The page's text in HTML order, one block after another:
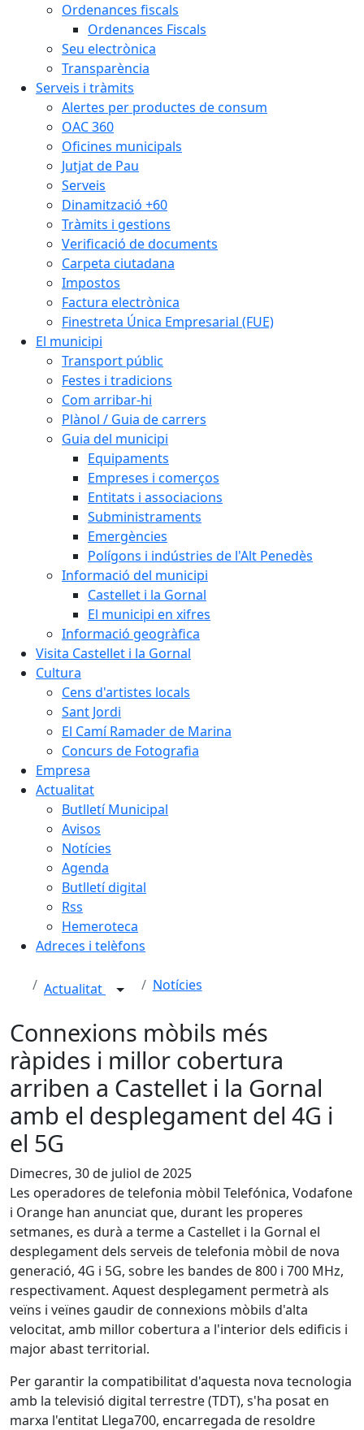
Ordenances fiscals
Ordenances Fiscals
Seu electrònica
Transparència
Serveis i tràmits
Alertes per productes de consum
OAC 360
Oficines municipals
Jutjat de Pau
Serveis
Dinamització +60
Tràmits i gestions
Verificació de documents
Carpeta ciutadana
Impostos
Factura electrònica
Finestreta Única Empresarial (FUE)
El municipi
Transport públic
Festes i tradicions
Com arribar-hi
Plànol / Guia de carrers
Guia del municipi
Equipaments
Empreses i comerços
Entitats i associacions
Subministraments
Emergències
Polígons i indústries de l'Alt Penedès
Informació del municipi
Castellet i la Gornal
El municipi en xifres
Informació geogràfica
Visita Castellet i la Gornal
Cultura
Cens d'artistes locals
Sant Jordi
El Camí Ramader de Marina
Concurs de Fotografia
Empresa
Actualitat
Butlletí Municipal
Avisos
Notícies
Agenda
Butlletí digital
Rss
Hemeroteca
Adreces i telèfons
Actualitat Notícies
Connexions mòbils més
ràpides i millor cobertura
arriben a Castellet i la Gornal
amb el desplegament del 4G i
el 5G
Dimecres, 30 de juliol de 2025
Les operadores de telefonia mòbil Telefónica, Vodafone
i Orange han anunciat que, durant les properes
setmanes, es durà a terme a Castellet i la Gornal el
desplegament dels serveis de telefonia mòbil de nova
generació, 4G i 5G, sobre les bandes de 800 i 700 MHz,
respectivament. Aquest desplegament permetrà als
veïns i veïnes gaudir de connexions mòbils d'alta
velocitat, amb millor cobertura a l'interior dels edificis i
major abast territorial.
Per garantir la compatibilitat d'aquesta nova tecnologia
amb la televisió digital terrestre (TDT), s'ha posat en
marxa l'entitat Llega700, encarregada de resoldre